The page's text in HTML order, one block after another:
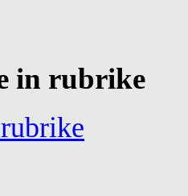
in rubrike